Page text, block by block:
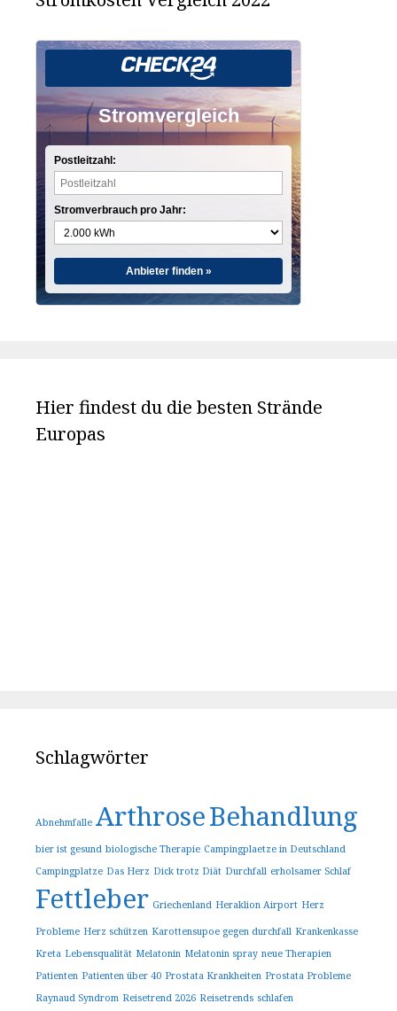
Stromvergleich
Postleitzahl:
Stromverbrauch pro Jahr:
Anbieter finden »
Hier findest du die besten Strände
Europas
Schlagwörter
Abnehmfalle ArthroseBehandlung
bier ist gesund biologische Therapie Campingplaetze in Deutschland
Campingplatze Das Herz Dick trotz Diät Durchfall erholsamer Schlaf
Fettleber Griechenland Heraklion Airport Herz
Probleme Herz schützen Karottensupoe gegen durchfall Krankenkasse
Kreta Lebensqualität Melatonin Melatonin spray neue Therapien
Patienten Patienten über 40 Prostata Krankheiten Prostata Probleme
Raynaud Syndrom Reisetrend 2026 Reisetrends schlafen